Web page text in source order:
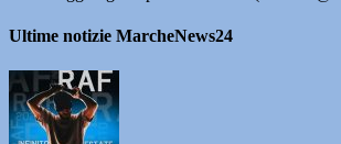
Ultime notizie MarcheNews24